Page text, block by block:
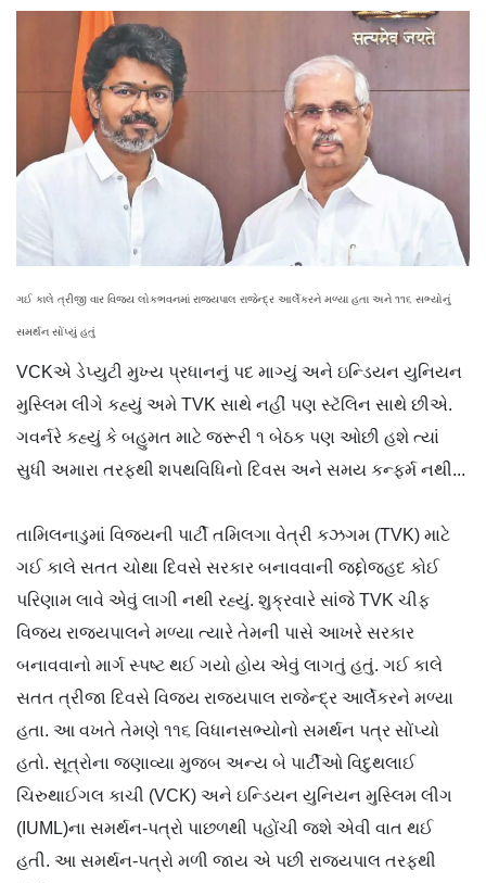
ગઈ કાલે ત્રીજી વાર વિજય લોકભવનમાં રાજ્યપાલ રાજેન્દ્ર આર્લેકરને મળ્યા હતા અને ૧૧૬ સભ્યોનું
સમર્થન સોંપ્યું હતું
VCKએ ડેપ્યુટી મુખ્ય પ્રધાનનું પદ માગ્યું અને ઇન્ડિયન યુનિયન
મુસ્લિમ લીગે કહ્યું અમે TVK સાથે નહીં પણ સ્ટૅલિન સાથે છીએ.
ગવર્નરે કહ્યું કે બહુમત માટે જરૂરી ૧ બેઠક પણ ઓછી હશે ત્યાં
સુધી અમારા તરફથી શપથવિધિનો દિવસ અને સમય કન્ફર્મ નથી...
તામિલનાડુમાં વિજયની પાર્ટી તમિલગા વેત્રી કઝગમ (TVK) માટે
ગઈ કાલે સતત ચોથા દિવસે સરકાર બનાવવાની જદ્દોજહદ કોઈ
પરિણામ લાવે એવું લાગી નથી રહ્યું. શુક્રવારે સાંજે TVK ચીફ
વિજય રાજ્યપાલને મળ્યા ત્યારે તેમની પાસે આખરે સરકાર
બનાવવાનો માર્ગ સ્પષ્ટ થઈ ગયો હોય એવું લાગતું હતું. ગઈ કાલે
સતત ત્રીજા દિવસે વિજય રાજ્યપાલ રાજેન્દ્ર આર્લેકરને મળ્યા
હતા. આ વખતે તેમણે ૧૧૬ વિધાનસભ્યોનો સમર્થન પત્ર સોંપ્યો
હતો. સૂત્રોના જણાવ્યા મુજબ અન્ય બે પાર્ટીઓ વિદુથલાઈ
ચિરુથાઈગલ કાચી (VCK) અને ઇન્ડિયન યુનિયન મુસ્લિમ લીગ
(IUML)ના સમર્થન-પત્રો પાછળથી પહોંચી જશે એવી વાત થઈ
હતી. આ સમર્થન-પત્રો મળી જાય એ પછી રાજ્યપાલ તરફથી